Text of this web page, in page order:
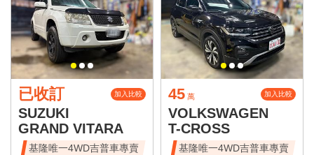
已收訂 加入比較
SUZUKI
GRAND VITARA
基隆唯一4WD吉普車專賣
45 萬 加入比較
VOLKSWAGEN
T-CROSS
基隆唯一4WD吉普車專賣